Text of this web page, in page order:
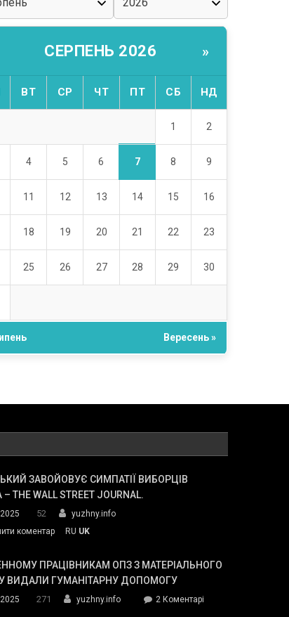
СЕРПЕНЬ 2026 »
ВТ СР ЧТ ПТ СБ НД
1 2
4 5 6 7 8 9
11 12 13 14 15 16
18 19 20 21 22 23
25 26 27 28 29 30
Вересень »
ЗАВОЙОВУЄ СИМПАТІЇ ВИБОРЦІВ
THE WALL STREET JOURNAL.
52
yuzhny.info
коментарon
завойовує
симпатії
Трампа
RU UK
ПРАЦІВНИКАМ ОПЗ З МАТЕРІАЛЬНОГО
ВИДАЛИ ГУМАНІТАРНУ ДОПОМОГУ
271 yuzhny.info 2 Коментарідо